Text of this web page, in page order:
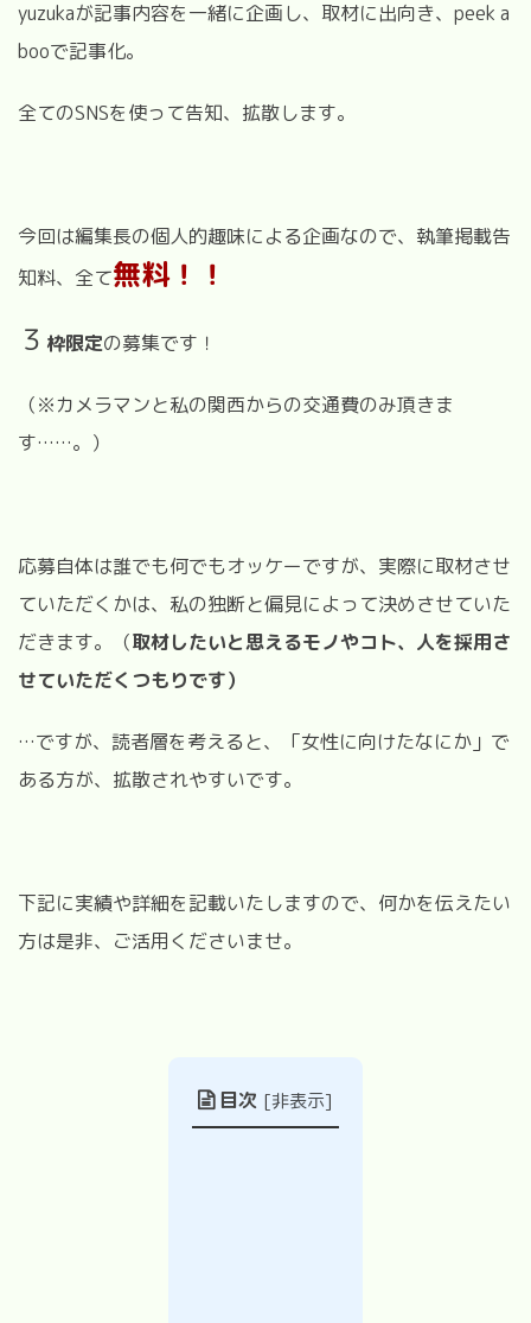
yuzukaが記事内容を一緒に企画し、取材に出向き、peek a
booで記事化。
全てのSNSを使って告知、拡散します。
今回は編集長の個人的趣味による企画なので、執筆掲載告
知料、全て無料！！
３ 枠限定の募集です！
（※カメラマンと私の関西からの交通費のみ頂きま
す……。）
応募自体は誰でも何でもオッケーですが、実際に取材させ
ていただくかは、私の独断と偏見によって決めさせていた
だきます。（取材したいと思えるモノやコト、人を採用さ
せていただくつもりです）
…ですが、読者層を考えると、「女性に向けたなにか」で
ある方が、拡散されやすいです。
下記に実績や詳細を記載いたしますので、何かを伝えたい
方は是非、ご活用くださいませ。
目次 [非表示]